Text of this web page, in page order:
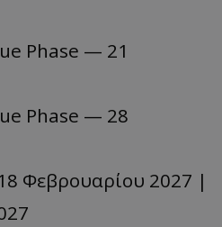
Phase — 21
Phase — 28
Φεβρουαρίου 2027 |